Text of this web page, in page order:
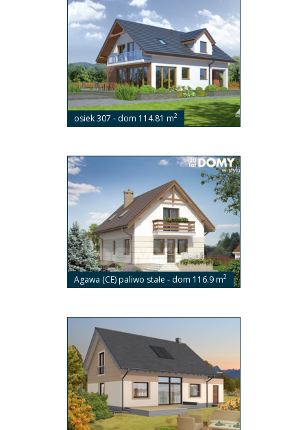
osiek 307 - dom 114.81 m2
Agawa (CE) paliwo stałe - dom 116.9 m2